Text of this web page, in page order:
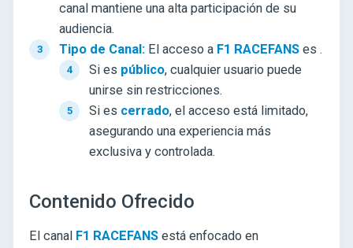
canal mantiene una alta participación de su
audiencia.
Tipo de Canal: El acceso a F1 RACEFANS es .
Si es público, cualquier usuario puede
unirse sin restricciones.
Si es cerrado, el acceso está limitado,
asegurando una experiencia más
exclusiva y controlada.
Contenido Ofrecido
El canal F1 RACEFANS está enfocado en